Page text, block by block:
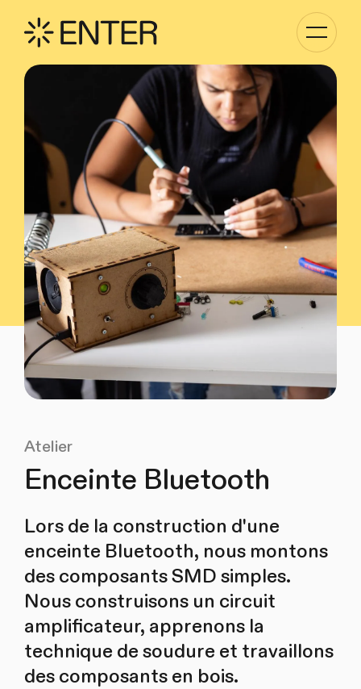
Basculer
la
Atelier
Enceinte Bluetooth
Lors de la construction d'une
enceinte Bluetooth, nous montons
des composants SMD simples.
Nous construisons un circuit
amplificateur, apprenons la
technique de soudure et travaillons
des composants en bois.